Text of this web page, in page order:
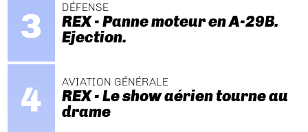
DÉFENSE
REX - Panne moteur en A-29B.
Ejection.
AVIATION GÉNÉRALE
REX - Le show aérien tourne au
drame